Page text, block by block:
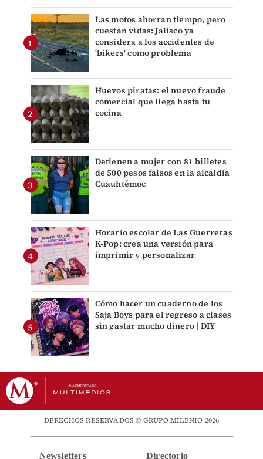
Las motos ahorran tiempo, pero
cuestan vidas: Jalisco ya
considera a los accidentes de
'bikers' como problema
Huevos piratas: el nuevo fraude
comercial que llega hasta tu
cocina
Detienen a mujer con 81 billetes
de 500 pesos falsos en la alcaldía
Cuauhtémoc
Horario escolar de Las Guerreras
K-Pop: crea una versión para
imprimir y personalizar
Cómo hacer un cuaderno de los
Saja Boys para el regreso a clases
sin gastar mucho dinero | DIY
DERECHOS RESERVADOS © GRUPO MILENIO 2026
Newsletters Directorio